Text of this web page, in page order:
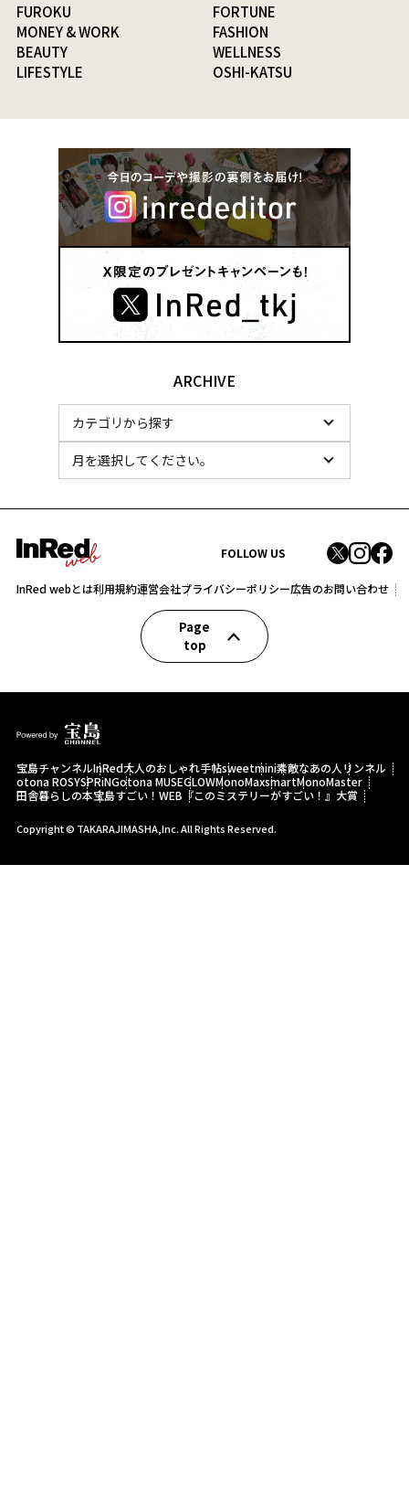
FUROKU
FORTUNE
MONEY & WORK
FASHION
BEAUTY
WELLNESS
LIFESTYLE
OSHI-KATSU
ARCHIVE
FOLLOW US
InRed webとは利用規約運営会社プライバシーポリシー広告のお問い合わせ
Page
top
宝島チャンネルInRed大人のおしゃれ手帖sweetmini素敵なあの人 リンネル
otona ROSYSPRiNGotona MUSEGLOWMonoMaxsmartMonoMaster
田舎暮らしの本宝島すごい！WEB 『このミステリーがすごい！』大賞
Copyright © TAKARAJIMASHA,Inc. All Rights Reserved.